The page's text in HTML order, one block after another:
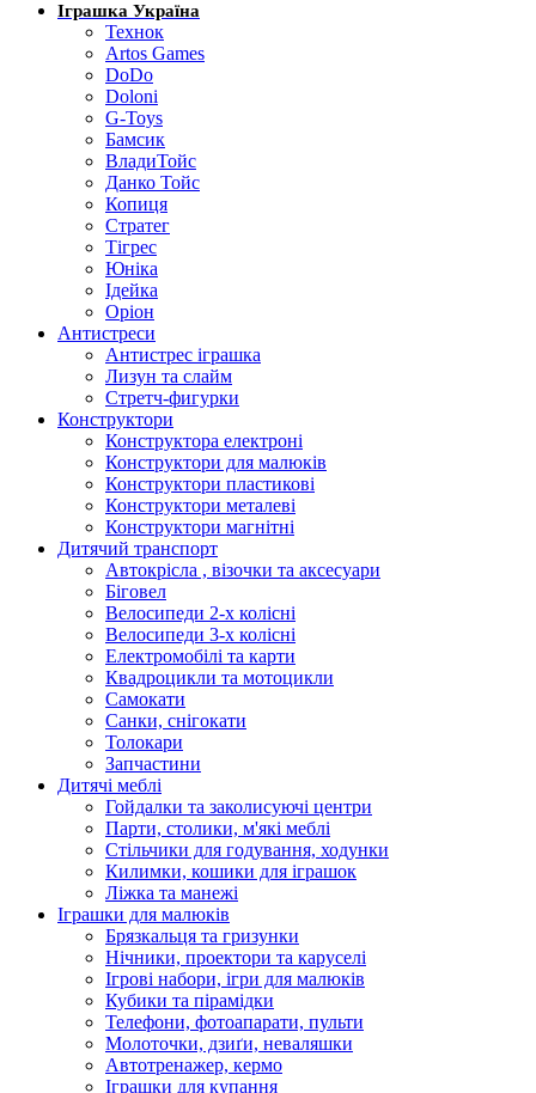
Іграшка Україна
Технок
Artos Games
DoDo
Doloni
G-Toys
Бамсик
ВладиТойс
Данко Тойс
Копиця
Стратег
Тігрес
Юніка
Ідейка
Оріон
Антистреси
Антистрес іграшка
Лизун та слайм
Стретч-фигурки
Конструктори
Конструктора електроні
Конструктори для малюків
Конструктори пластикові
Конструктори металеві
Конструктори магнітні
Дитячий транспорт
Автокрісла , візочки та аксесуари
Біговел
Велосипеди 2-х колісні
Велосипеди 3-х колісні
Електромобілі та карти
Квадроцикли та мотоцикли
Самокати
Санки, снігокати
Толокари
Запчастини
Дитячі меблі
Гойдалки та заколисуючі центри
Парти, столики, м'які меблі
Стільчики для годування, ходунки
Килимки, кошики для іграшок
Ліжка та манежі
Іграшки для малюків
Брязкальця та гризунки
Нічники, проектори та каруселі
Ігрові набори, ігри для малюків
Кубики та пірамідки
Телефони, фотоапарати, пульти
Молоточки, дзиґи, неваляшки
Автотренажер, кермо
Іграшки для купання